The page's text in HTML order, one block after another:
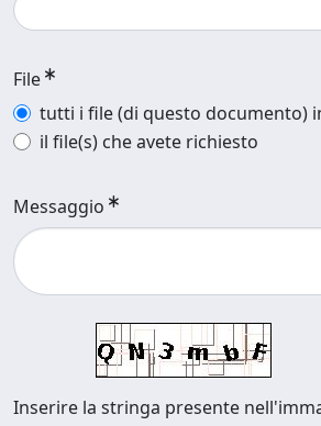
File
tutti i file (di questo documento)
il file(s) che avete richiesto
Messaggio
Inserire la stringa presente